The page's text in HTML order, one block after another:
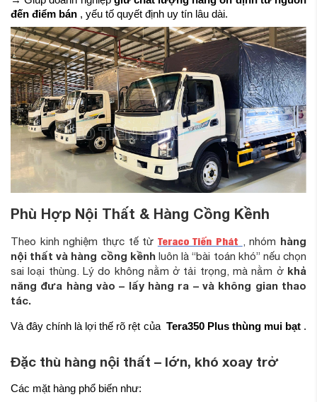
đến điểm bán , yếu tố quyết định uy tín lâu dài.
Phù Hợp Nội Thất & Hàng Cồng Kềnh
Theo kinh nghiệm thực tế từ Teraco Tiến Phát , nhóm hàng
nội thất và hàng cồng kềnhluôn là “bài toán khó” nếu chọn
sai loại thùng. Lý do không nằm ở tải trọng, mà nằm ởkhả
năng đưa hàng vào – lấy hàng ra – và không gian thao
tác.
Và đây chính là lợi thế rõ rệt của Tera350 Plus thùng mui bạt .
Đặc thù hàng nội thất – lớn, khó xoay trở
Các mặt hàng phổ biến như: